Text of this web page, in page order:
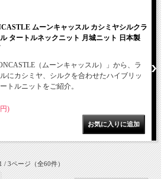
ムーンキャッスル カシミヤシルクラ
タートルネックニット 月城ニット 日本製
（ムーンキャッスル）」から、ラ
にカシミヤ、シルクを合わせたハイブリッ
トルニットをご紹介。
)
/ 3ページ（全60件）